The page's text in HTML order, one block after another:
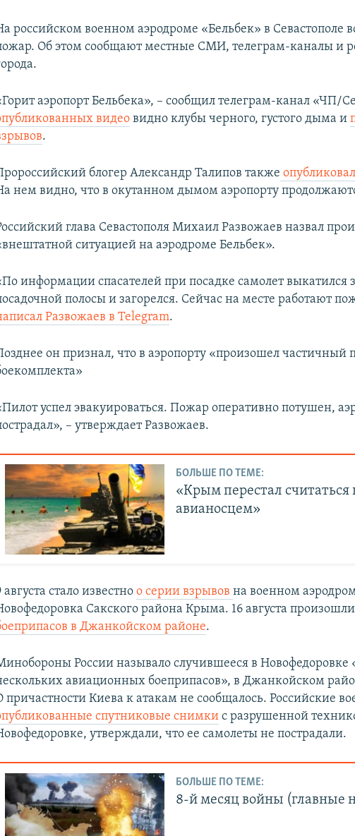
российском военном аэродроме «Бельбек» в Севастополе
Об этом сообщают местные СМИ, телеграм-каналы и
аэропорт Бельбека», – сообщил телеграм-канал «ЧП/
видео видно клубы черного, густого дыма и
.
блогер Александр Талипов также
нем видно, что в окутанном дымом аэропорту
глава Севастополя Михаил Развожаев назвал
ситуацией на аэродроме Бельбек».
информации спасателей при посадке самолет выкатился
полосы и загорелся. Сейчас на месте работают
Развожаев в Telegram.
он признал, что в аэропорту «произошел частичный
успел эвакуироваться. Пожар оперативно потушен,
– утверждает Развожаев.
БОЛЬШЕ ПО ТЕМЕ:
«Крым перестал
авианосцем»
августа стало известноо серии взрывовна военном
Сакского района Крыма. 16 августа произошли
в Джанкойском районе.
России называло случившееся в Новофедоровке
авиационных боеприпасов», в Джанкойском
причастности Киева к атакам не сообщалось. Российские
спутниковые снимки с разрушенной
утверждали, что ее самолеты не пострадали.
БОЛЬШЕ ПО ТЕМЕ:
8-й месяц войны (главные